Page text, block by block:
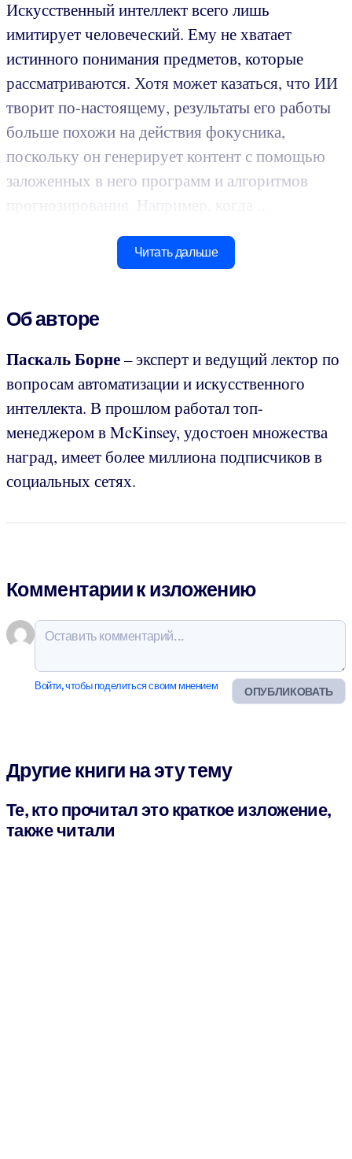
Искусственный интеллект всего лишь
имитирует человеческий. Ему не хватает
истинного понимания предметов, которые
рассматриваются. Хотя может казаться, что ИИ
творит по-настоящему, результаты его работы
больше похожи на действия фокусника,
поскольку он генерирует контент с помощью
заложенных в него программ и алгоритмов
прогнозирования. Например, когда ...
Читать дальше
Об авторе
Паскаль Борне– эксперт и ведущий лектор по
вопросам автоматизации и искусственного
интеллекта. В прошлом работал топ-
менеджером в McKinsey, удостоен множества
наград, имеет более миллиона подписчиков в
социальных сетях.
Комментарии к изложению
ОПУБЛИКОВАТЬ
Войти, чтобы поделиться своим мнением
Другие книги на эту тему
Те, кто прочитал это краткое изложение,
также читали